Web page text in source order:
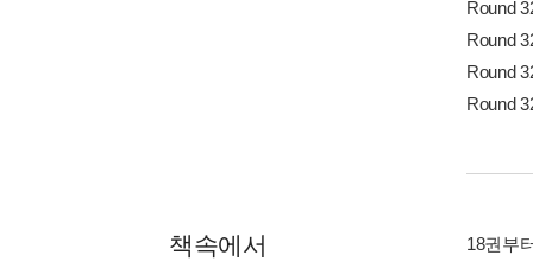
Round
Round
Round
Round
책속에서 18권부